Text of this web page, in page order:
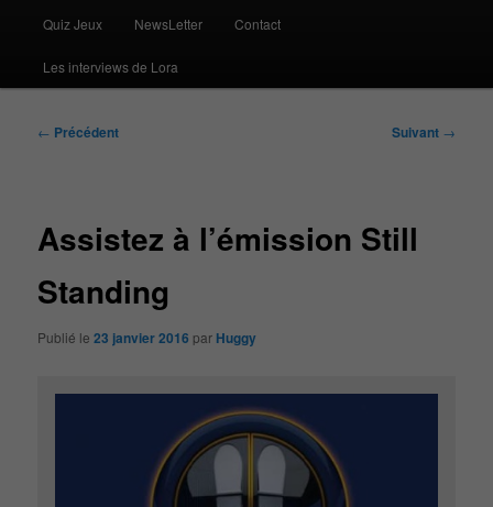
Quiz Jeux NewsLetter Contact
Les interviews de Lora
Navigation
← Précédent Suivant →
Assistez à l’émission Still
Standing
Publié le23 janvier 2016 par Huggy